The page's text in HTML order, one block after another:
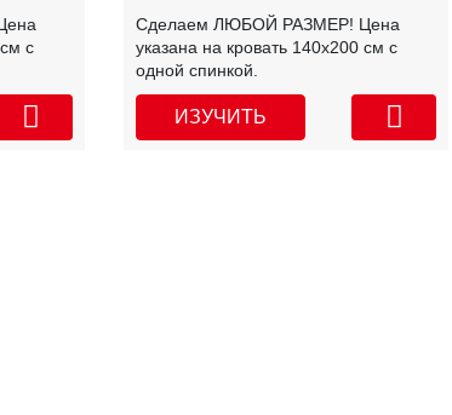
с
Сделаем ЛЮБОЙ РАЗМЕР! Цена
указана на кровать 140х200 см с
одной спинкой.
ИЗУЧИТЬ